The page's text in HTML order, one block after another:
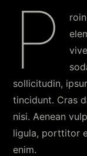
P
sollicitudin,
tincidunt. Cras
nisi. Aenean
ligula, porttitor
enim.